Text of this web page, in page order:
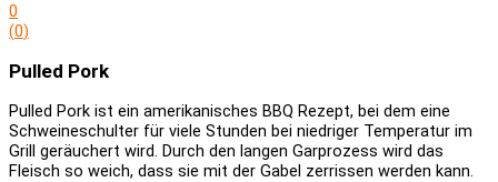
0
(0)
Pulled Pork
Pulled Pork ist ein amerikanisches BBQ Rezept, bei dem eine
Schweineschulter für viele Stunden bei niedriger Temperatur im
Grill geräuchert wird. Durch den langen Garprozess wird das
Fleisch so weich, dass sie mit der Gabel zerrissen werden kann.